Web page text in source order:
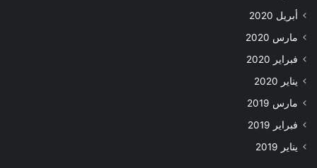
أبريل 2020
مارس 2020
فبراير 2020
يناير 2020
مارس 2019
فبراير 2019
يناير 2019